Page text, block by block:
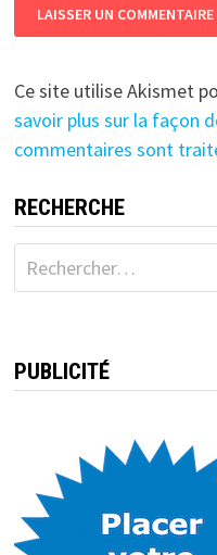
Ce site utilise Akismet
savoir plus sur la façon
commentaires sont
RECHERCHE
Rechercher :
PUBLICITÉ